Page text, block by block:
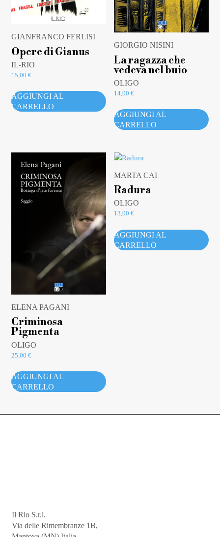
GIANFRANCO FERLISI
Opere di Gianus
IL-RIO
15,00 €
AGGIUNGI AL
CARRELLO
GIORGIO NISINI
La ragazza che
vedeva nel buio
OLIGO
14,00€
AGGIUNGI AL
CARRELLO
ELENA PAGANI
Criminosa
Pigmenta
OLIGO
25,00 €
AGGIUNGI AL
CARRELLO
MARTA CAI
Radura
OLIGO
13,00€
AGGIUNGI AL
CARRELLO
Il Rio S.r.l.
Via delle Rimembranze 1B,